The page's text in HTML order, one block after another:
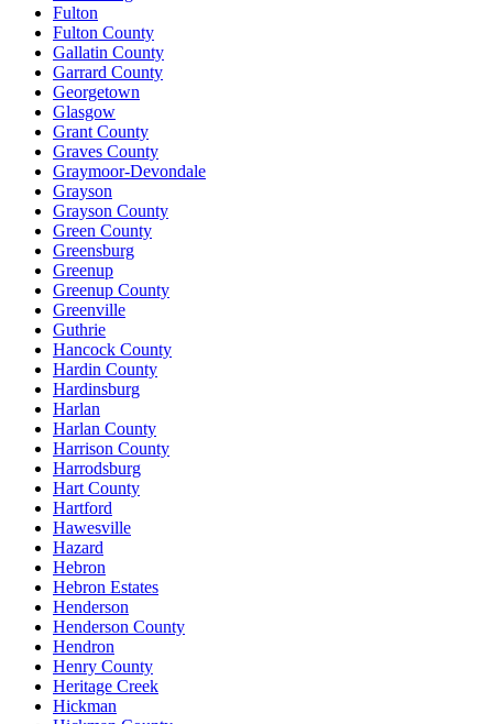
Fulton
Fulton County
Gallatin County
Garrard County
Georgetown
Glasgow
Grant County
Graves County
Graymoor-Devondale
Grayson
Grayson County
Green County
Greensburg
Greenup
Greenup County
Greenville
Guthrie
Hancock County
Hardin County
Hardinsburg
Harlan
Harlan County
Harrison County
Harrodsburg
Hart County
Hartford
Hawesville
Hazard
Hebron
Hebron Estates
Henderson
Henderson County
Hendron
Henry County
Heritage Creek
Hickman